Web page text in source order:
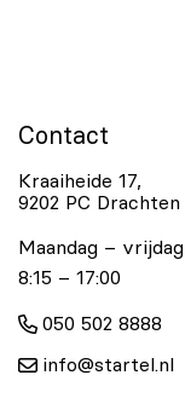
Contact
Kraaiheide 17,
9202 PC Drachten
Maandag – vrijdag
8:15 – 17:00
050 502 8888
info@startel.nl